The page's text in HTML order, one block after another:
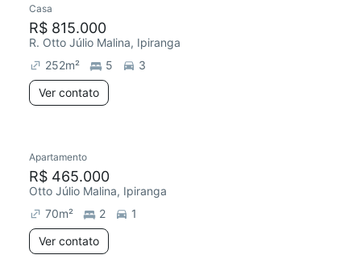
Casa
R$ 815.000
R. Otto Júlio Malina, Ipiranga
252m² 5
3
Ver contato
Redecorar
Apartamento
R$ 465.000
Otto Júlio Malina, Ipiranga
70m² 2
1
Ver contato